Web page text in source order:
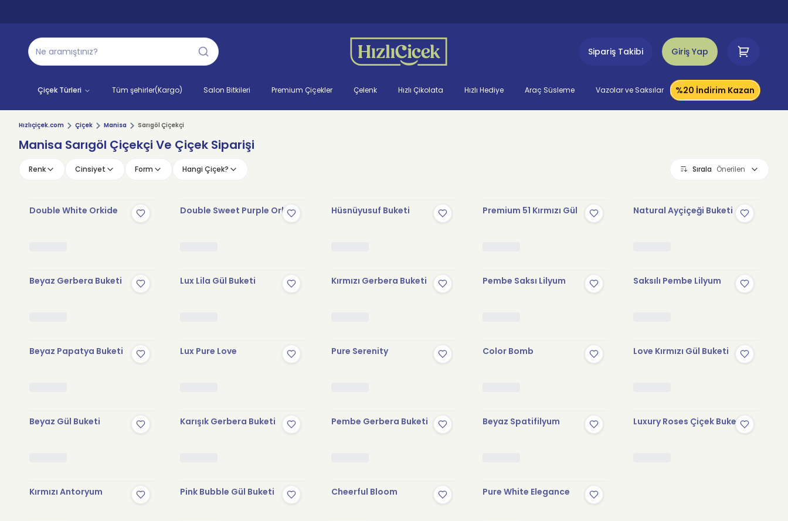
Sipariş Takibi Giriş Yap
Çiçek Türleri Tüm şehirler(Kargo) Salon Bitkileri Premium Çiçekler Çelenk Hızlı Çikolata Hızlı Hediye Araç Süsleme Vazolar ve Saksılar %20 İndirim Kazan
Hızlıçiçek.com Çiçek Manisa Sarıgöl Çiçekçi
Manisa Sarıgöl Çiçekçi Ve Çiçek Siparişi
Renk Cinsiyet Form Hangi Çiçek? Sırala Önerilen
Double White Orkide Double Sweet Purple Orkide Hüsnüyusuf Buketi Premium 51 Kırmızı Gül Natural Ayçiçeği Buketi
Beyaz Gerbera Buketi Lux Lila Gül Buketi Kırmızı Gerbera Buketi Pembe Saksı Lilyum Saksılı Pembe Lilyum
Beyaz Papatya Buketi Lux Pure Love Pure Serenity Color Bomb Love Kırmızı Gül Buketi
Beyaz Gül Buketi Karışık Gerbera Buketi Pembe Gerbera Buketi Beyaz Spatifilyum Luxury Roses Çiçek Buketi
Kırmızı Antoryum Pink Bubble Gül Buketi Cheerful Bloom Pure White Elegance